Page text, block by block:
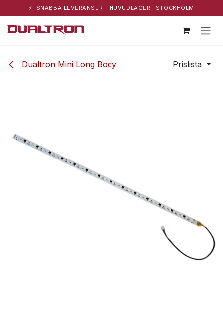
⚡ SNABBA LEVERANSER – HUVUDLAGER I STOCKHOLM
Dualtron Mini Long Body Prislista